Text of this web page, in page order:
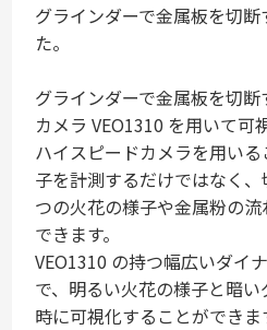
グラインダーで金属板を切
た。
グラインダーで金属板を切
カメラ VEO1310 を用いて可
ハイスピードカメラを用い
子を計測するだけではなく
つの火花の様子や金属粉の
できます。
VEO1310 の持つ幅広いダイ
で、明るい火花の様子と暗
時に可視化することができま